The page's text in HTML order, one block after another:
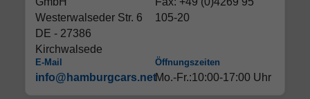
Westerwalseder Str. 6
DE - 27386
Kirchwalsede
105-20
E-Mail
info@hamburgcars.net
Öffnungszeiten
Mo.-Fr.:10:00-17:00 Uhr